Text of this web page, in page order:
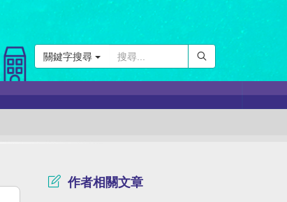
關鍵字搜尋
作者相關文章